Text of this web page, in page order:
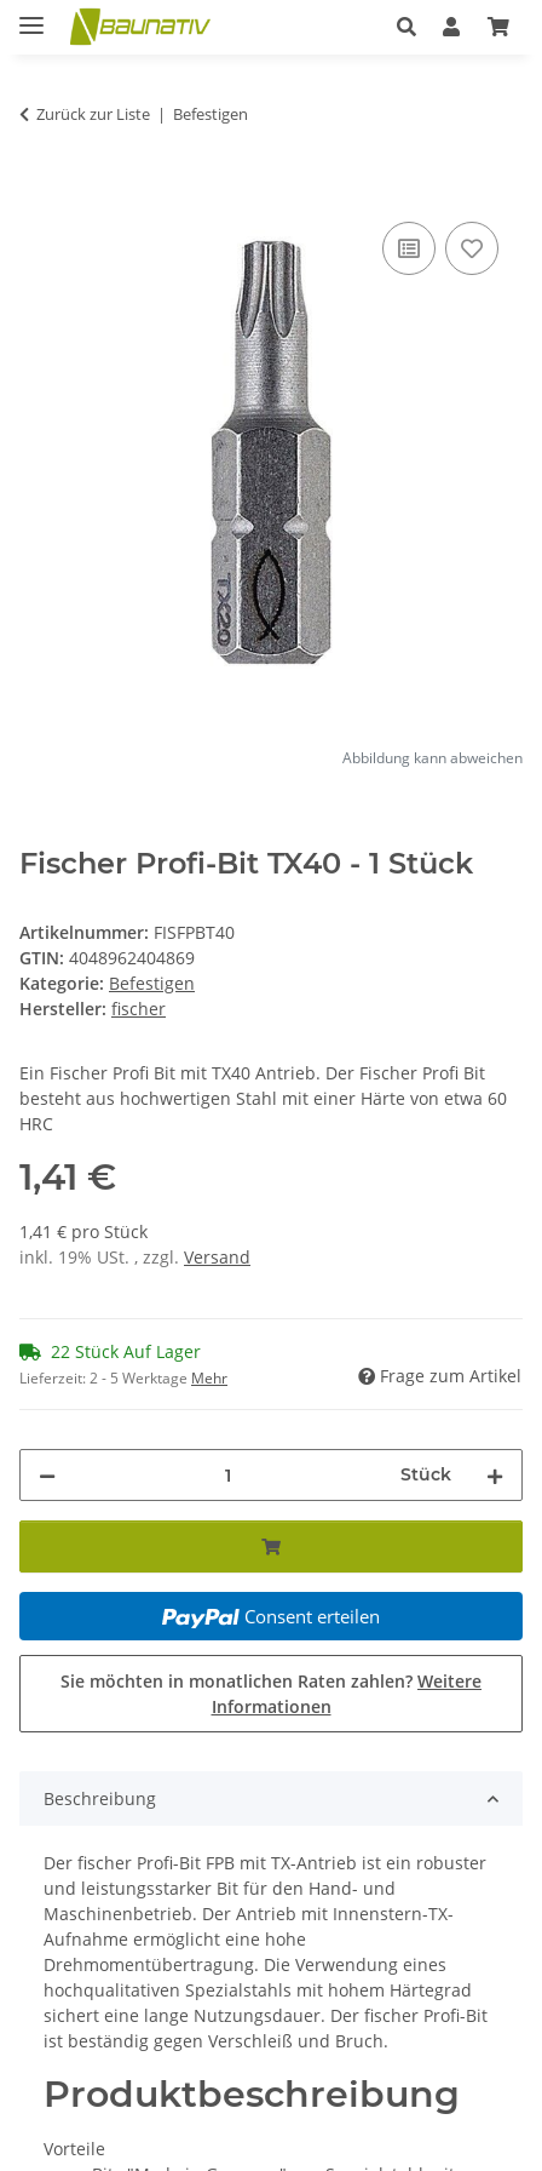
Zurück zur Liste Befestigen
Abbildung kann abweichen
Fischer Profi-Bit TX40 - 1 Stück
Artikelnummer: FISFPBT40
GTIN: 4048962404869
Kategorie: Befestigen
Hersteller: fischer
Ein Fischer Profi Bit mit TX40 Antrieb. Der Fischer Profi Bit
besteht aus hochwertigen Stahl mit einer Härte von etwa 60
HRC
1,41 €
1,41 € pro Stück
inkl. 19% USt. , zzgl. Versand
22 Stück Auf Lager
Lieferzeit:2 - 5 Werktage Mehr Frage zum Artikel
Stück
Consent erteilen
Sie möchten in monatlichen Raten zahlen? Weitere
Informationen
Beschreibung
Der fischer Profi-Bit FPB mit TX-Antrieb ist ein robuster
und leistungsstarker Bit für den Hand- und
Maschinenbetrieb. Der Antrieb mit Innenstern-TX-
Aufnahme ermöglicht eine hohe
Drehmomentübertragung. Die Verwendung eines
hochqualitativen Spezialstahls mit hohem Härtegrad
sichert eine lange Nutzungsdauer. Der fischer Profi-Bit
ist beständig gegen Verschleiß und Bruch.
Produktbeschreibung
Vorteile